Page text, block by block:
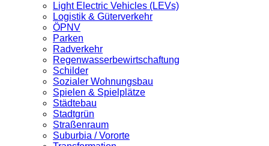
Light Electric Vehicles (LEVs)
Logistik & Güterverkehr
ÖPNV
Parken
Radverkehr
Regenwasserbewirtschaftung
Schilder
Sozialer Wohnungsbau
Spielen & Spielplätze
Städtebau
Stadtgrün
Straßenraum
Suburbia / Vororte